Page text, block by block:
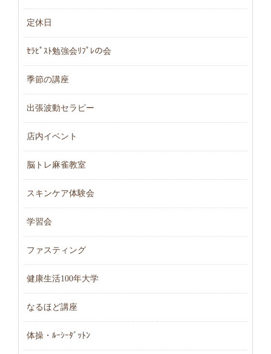
定休日
ｾﾗﾋﾟｽﾄ勉強会ﾘﾌﾟﾚの会
季節の講座
出張波動セラピー
店内イベント
脳トレ麻雀教室
スキンケア体験会
学習会
ファスティング
健康生活100年大学
なるほど講座
体操・ﾙｰｼｰﾀﾞｯﾄﾝ